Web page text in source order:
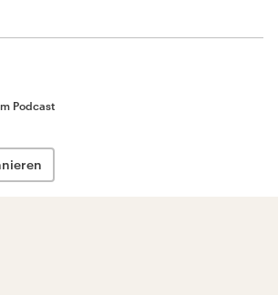
Podcast